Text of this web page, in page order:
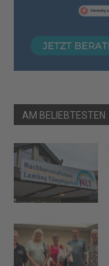
AM BELIEBTESTEN